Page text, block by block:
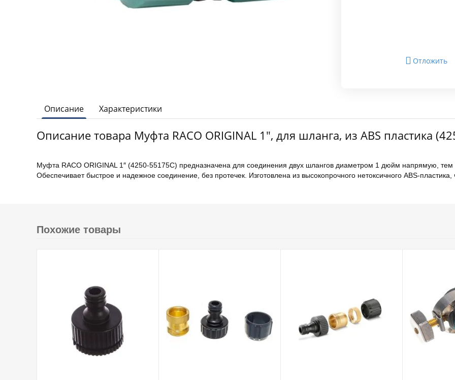
Отложить
Описание Характеристики
Описание товара Муфта RACO ORIGINAL 1″, для шланга, из ABS пластика
Муфта RACO ORIGINAL 1″ (4250-55175C) предназначена для соединения двух шлангов диаметром 1 дюйм напрямую, тем
Обеспечивает быстрое и надежное соединение, без протечек. Изготовлена из высокопрочного нетоксичного ABS-пластика,
Похожие товары